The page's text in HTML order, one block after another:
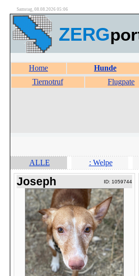
Samstag, 08.08.2026 05:06
ZERG
Home Hunde
Tiernotruf
Flugpate
ALLE : Welpe
Joseph ID: 1059744